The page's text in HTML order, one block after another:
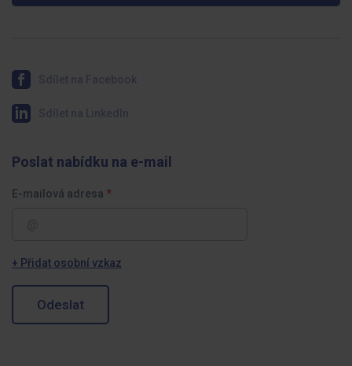
Poslat nabídku na e-mail
E-mailová adresa
+ Přidat osobní vzkaz
Odeslat